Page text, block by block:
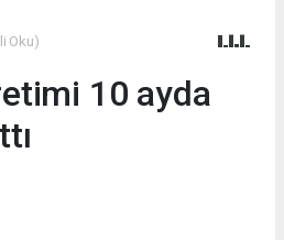
Oku)
10 ayda